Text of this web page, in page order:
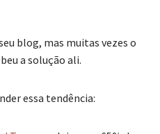
blog, mas muitas vezes o
a solução ali.
essa tendência: